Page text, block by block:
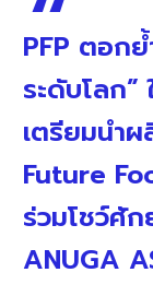
PFP ตอก
ระดับโลก”
เตรียมนำ
Future
ร่วมโชว์ศั
ANUGA